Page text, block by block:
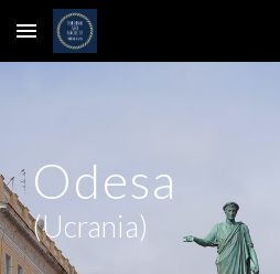
Skip to main content
Odesa
(Ucrania)